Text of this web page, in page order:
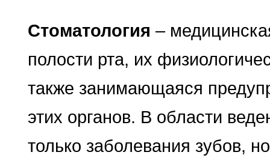
Стоматология –
полости рта, их
также занимающаяся
этих органов. В области
только заболевания зубов,